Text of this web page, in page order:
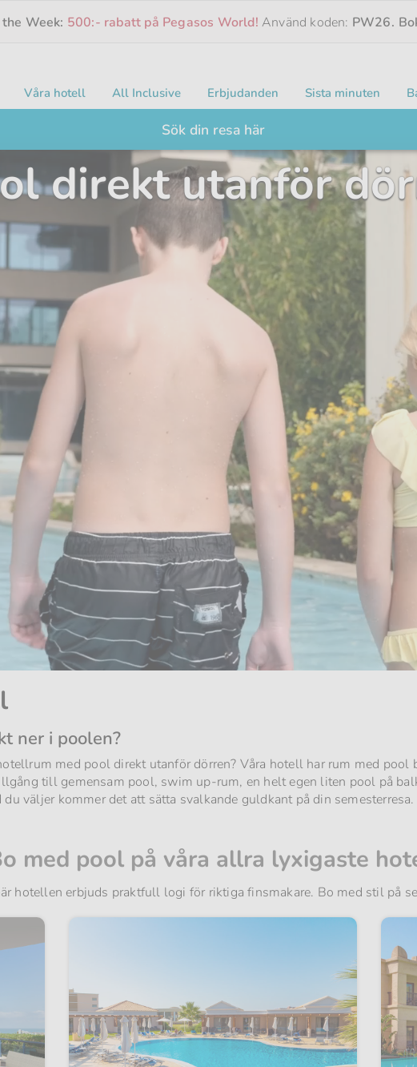
Week: 500:- rabatt på Pegasos World! Använd koden: PW26.
Våra hotell All Inclusive Erbjudanden Sista minuten
Sök din resa här
direkt utanför
ner i poolen?
med pool direkt utanför dörren? Våra hotell har rum med pool
till gemensam pool, swim up-rum, en helt egen liten pool på
du väljer kommer det att sätta svalkande guldkant på din semesterresa.
med pool på våra allra lyxigaste
hotellen erbjuds praktfull logi för riktiga finsmakare. Bo med stil på